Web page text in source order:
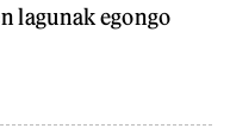
lagunak egongo